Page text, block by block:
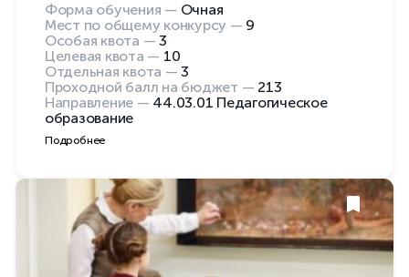
Форма обучения — Очная
Мест по общему конкурсу — 9
Особая квота —3
Целевая квота — 10
Отдельная квота —3
Проходной балл на бюджет — 213
Направление — 44.03.01 Педагогическое
образование
Подробнее